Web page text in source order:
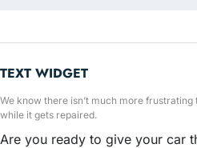
TEXT WIDGET
We know there isn’t much more
while it gets repaired.
Are you ready to give your car